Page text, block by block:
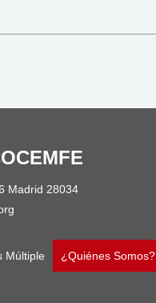
Madrid 28034
Múltiple ¿Quiénes Somos?